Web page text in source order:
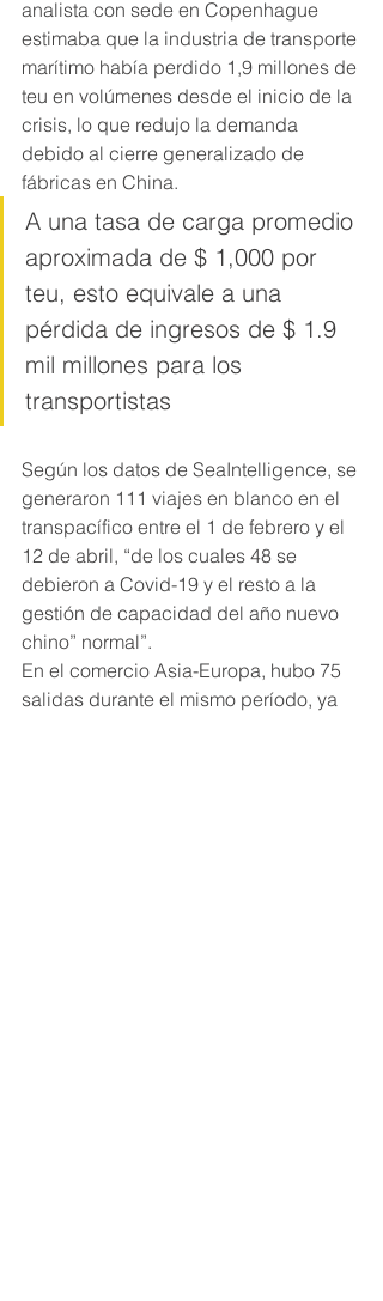
analista con sede en Copenhague
estimaba que la industria de transporte
marítimo había perdido 1,9 millones de
teu en volúmenes desde el inicio de la
crisis, lo que redujo la demanda
debido al cierre generalizado de
fábricas en China.
A una tasa de carga promedio
aproximada de $ 1,000 por
teu, esto equivale a una
pérdida de ingresos de $ 1.9
mil millones para los
transportistas
Según los datos de SeaIntelligence, se
generaron 111 viajes en blanco en el
transpacífico entre el 1 de febrero y el
12 de abril, “de los cuales 48 se
debieron a Covid-19 y el resto a la
gestión de capacidad del año nuevo
chino” normal”.
En el comercio Asia-Europa, hubo 75
salidas durante el mismo período, ya